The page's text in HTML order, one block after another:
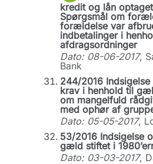
kredit og lån
Spørgsmål om
forældelse var
indbetalinger i
afdragsordninger
Dato: 08-06-2017,
Bank
244/2016
krav i henhold til
om mangelfuld
med ophør af
Dato: 05-05-2017,
53/2016 Indsigelse
gæld stiftet i
Dato: 03-03-2017,